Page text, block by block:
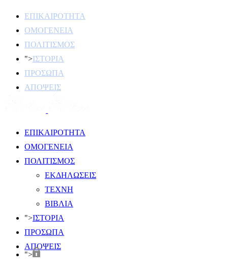
ΕΠΙΚΑΙΡΟΤΗΤΑ
ΟΜΟΓΕΝΕΙΑ
ΠΟΛΙΤΙΣΜΟΣ
">ΙΣΤΟΡΙΑ
ΠΡΟΣΩΠΑ
ΑΠΟΨΕΙΣ
ΕΠΙΚΑΙΡΟΤΗΤΑ
ΟΜΟΓΕΝΕΙΑ
ΠΟΛΙΤΙΣΜΟΣ
ΕΚΔΗΛΩΣΕΙΣ
ΤΕΧΝΗ
ΒΙΒΛΙΑ
">ΙΣΤΟΡΙΑ
ΠΡΟΣΩΠΑ
ΑΠΟΨΕΙΣ
">